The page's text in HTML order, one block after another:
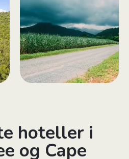
hoteller i
og Cape